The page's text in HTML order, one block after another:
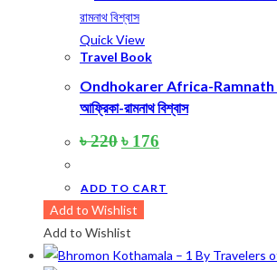
Quick View
Travel Book
Ondhokarer Africa-Ramnath
আফ্রিকা-রামনাথ বিশ্বাস
৳220Original
price
৳ 220.
৳ 176
price
৳ 176.
ADD TO CART
Add to Wishlist
Add to Wishlist